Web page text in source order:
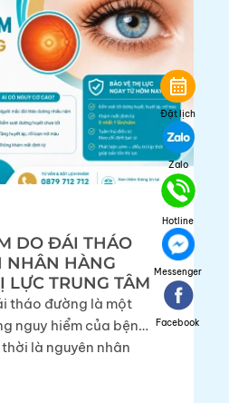
calendar_month
Đặt lịch
Zalo
Hotline
Messenger
Facebook
DO ĐÁI THÁO
NHÂN HÀNG
LỰC TRUNG TÂM
tháo đường là một
nguy hiểm của bệnh
là nguyên nhân
triển âm thầm,